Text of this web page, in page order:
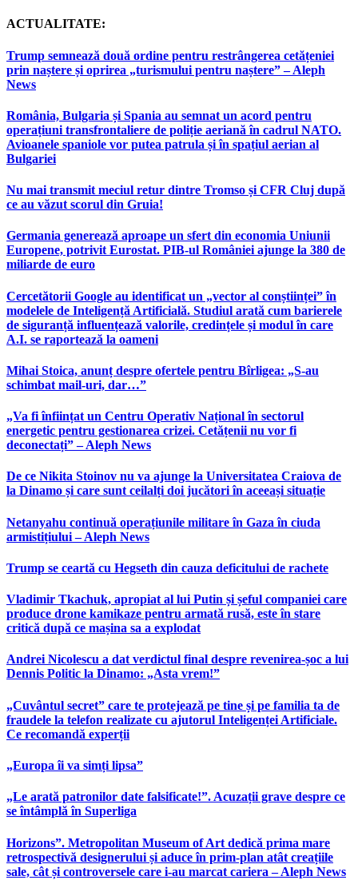
ACTUALITATE:
Trump semnează două ordine pentru restrângerea cetățeniei
prin naștere și oprirea „turismului pentru naștere” – Aleph
News
România, Bulgaria și Spania au semnat un acord pentru
operațiuni transfrontaliere de poliție aeriană în cadrul NATO.
Avioanele spaniole vor putea patrula și în spațiul aerian al
Bulgariei
Nu mai transmit meciul retur dintre Tromso și CFR Cluj după
ce au văzut scorul din Gruia!
Germania generează aproape un sfert din economia Uniunii
Europene, potrivit Eurostat. PIB-ul României ajunge la 380 de
miliarde de euro
Cercetătorii Google au identificat un „vector al conștiinței” în
modelele de Inteligență Artificială. Studiul arată cum barierele
de siguranță influențează valorile, credințele și modul în care
A.I. se raportează la oameni
Mihai Stoica, anunț despre ofertele pentru Bîrligea: „S-au
schimbat mail-uri, dar…”
„Va fi înființat un Centru Operativ Național în sectorul
energetic pentru gestionarea crizei. Cetățenii nu vor fi
deconectați” – Aleph News
De ce Nikita Stoinov nu va ajunge la Universitatea Craiova de
la Dinamo și care sunt ceilalți doi jucători în aceeași situație
Netanyahu continuă operațiunile militare în Gaza în ciuda
armistițiului – Aleph News
Trump se ceartă cu Hegseth din cauza deficitului de rachete
Vladimir Tkachuk, apropiat al lui Putin și șeful companiei care
produce drone kamikaze pentru armată rusă, este în stare
critică după ce mașina sa a explodat
Andrei Nicolescu a dat verdictul final despre revenirea-șoc a lui
Dennis Politic la Dinamo: „Asta vrem!”
„Cuvântul secret” care te protejează pe tine și pe familia ta de
fraudele la telefon realizate cu ajutorul Inteligenței Artificiale.
Ce recomandă experții
„Europa îi va simți lipsa”
„Le arată patronilor date falsificate!”. Acuzații grave despre ce
se întâmplă în Superliga
Horizons”. Metropolitan Museum of Art dedică prima mare
retrospectivă designerului și aduce în prim-plan atât creațiile
sale, cât și controversele care i-au marcat cariera – Aleph News